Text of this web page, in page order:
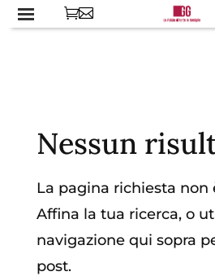
Nessun
La pagina richiesta non
Affina la tua ricerca, o
navigazione qui sopra
post.